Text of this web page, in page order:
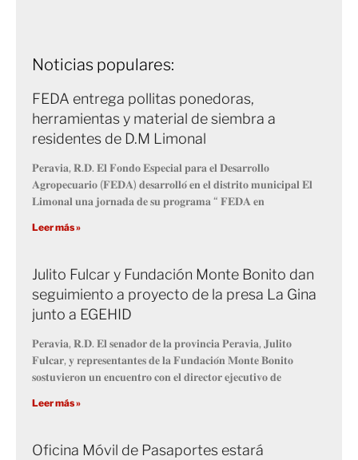
Noticias populares:
FEDA entrega pollitas ponedoras,
herramientas y material de siembra a
residentes de D.M Limonal
𝐏𝐞𝐫𝐚𝐯𝐢𝐚, 𝐑.𝐃. 𝐄𝐥 𝐅𝐨𝐧𝐝𝐨 𝐄𝐬𝐩𝐞𝐜𝐢𝐚𝐥 𝐩𝐚𝐫𝐚 𝐞𝐥 𝐃𝐞𝐬𝐚𝐫𝐫𝐨𝐥𝐥𝐨
𝐀𝐠𝐫𝐨𝐩𝐞𝐜𝐮𝐚𝐫𝐢𝐨 (𝐅𝐄𝐃𝐀) 𝐝𝐞𝐬𝐚𝐫𝐫𝐨𝐥𝐥𝐨́ 𝐞𝐧 𝐞𝐥 𝐝𝐢𝐬𝐭𝐫𝐢𝐭𝐨 𝐦𝐮𝐧𝐢𝐜𝐢𝐩𝐚𝐥 𝐄𝐥
𝐋𝐢𝐦𝐨𝐧𝐚𝐥 𝐮𝐧𝐚 𝐣𝐨𝐫𝐧𝐚𝐝𝐚 𝐝𝐞 𝐬𝐮 𝐩𝐫𝐨𝐠𝐫𝐚𝐦𝐚 “ 𝐅𝐄𝐃𝐀 𝐞𝐧
Leer más »
Julito Fulcar y Fundación Monte Bonito dan
seguimiento a proyecto de la presa La Gina
junto a EGEHID
𝐏𝐞𝐫𝐚𝐯𝐢𝐚, 𝐑.𝐃. 𝐄𝐥 𝐬𝐞𝐧𝐚𝐝𝐨𝐫 𝐝𝐞 𝐥𝐚 𝐩𝐫𝐨𝐯𝐢𝐧𝐜𝐢𝐚 𝐏𝐞𝐫𝐚𝐯𝐢𝐚, 𝐉𝐮𝐥𝐢𝐭𝐨
𝐅𝐮𝐥𝐜𝐚𝐫, 𝐲 𝐫𝐞𝐩𝐫𝐞𝐬𝐞𝐧𝐭𝐚𝐧𝐭𝐞𝐬 𝐝𝐞 𝐥𝐚 𝐅𝐮𝐧𝐝𝐚𝐜𝐢𝐨́𝐧 𝐌𝐨𝐧𝐭𝐞 𝐁𝐨𝐧𝐢𝐭𝐨
𝐬𝐨𝐬𝐭𝐮𝐯𝐢𝐞𝐫𝐨𝐧 𝐮𝐧 𝐞𝐧𝐜𝐮𝐞𝐧𝐭𝐫𝐨 𝐜𝐨𝐧 𝐞𝐥 𝐝𝐢𝐫𝐞𝐜𝐭𝐨𝐫 𝐞𝐣𝐞𝐜𝐮𝐭𝐢𝐯𝐨 𝐝𝐞
Leer más »
Oficina Móvil de Pasaportes estará